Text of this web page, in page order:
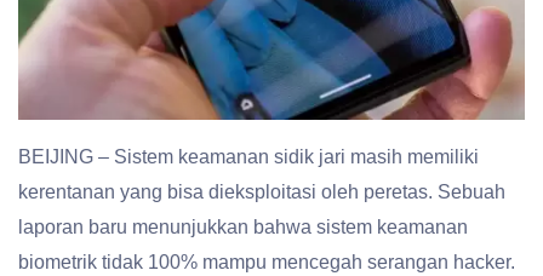
BEIJING – Sistem keamanan sidik jari masih memiliki
kerentanan yang bisa dieksploitasi oleh peretas. Sebuah
laporan baru menunjukkan bahwa sistem keamanan
biometrik tidak 100% mampu mencegah serangan hacker.